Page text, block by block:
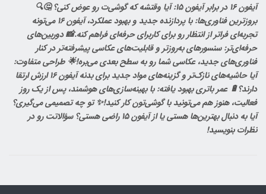
آیفون 16 در برابر آیفون 15: آیا وقتشه که گوشی‌ت رو عوض کنی؟ 🤔🔍
بروزترین فناوری‌ها: با پردازنده جدید و بهبود عملکرد، آیفون 16 می‌تونه
تجربه‌ای فراتر از انتظار رو برای کاربرای حرفه‌ای فراهم کنه.📸 دوربین‌های
حرفه‌ای‌تر: سنسورهای به‌روزتر و قابلیت‌های عکاسی پیشرفته‌تر در کنار
فناوری‌های جدید، عکاسی شما رو به سطح بعدی می‌بره!🌟 طراحی متفاوت:
آیا حاشیه‌های نازک‌تر و گزینه‌های مواد جدید برای بدنه آیفون 16 ارزش ارتقا
دارند؟🔋 عمر باتری بهبود یافته: با بهینه‌سازی‌های هوشمند، پس از یک روز
فعالیت، هنوز هم می‌تونید با گوشی‌تون کار کنید!✨ تو چه تصمیمی می‌گیری؟
آیا به دنبال بهترین‌ها هستی یا از آیفون 15 راضی هستی؟ سؤالاتت رو در
نظرات بنویسید!